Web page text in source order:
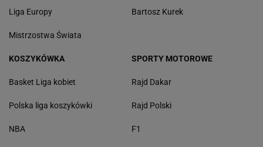
Liga Europy
Mistrzostwa Świata
Bartosz Kurek
KOSZYKÓWKA
Basket Liga kobiet
Polska liga koszykówki
NBA
SPORTY MOTOROWE
Rajd Dakar
Rajd Polski
F1